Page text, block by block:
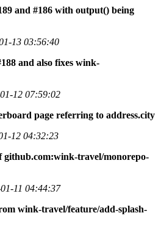
and #186 with output() being
13 03:56:40
and also fixes wink-
12 07:59:02
page referring to address.city
12 04:32:23
github.com:wink-travel/monorepo-
11 04:44:37
wink-travel/feature/add-splash-